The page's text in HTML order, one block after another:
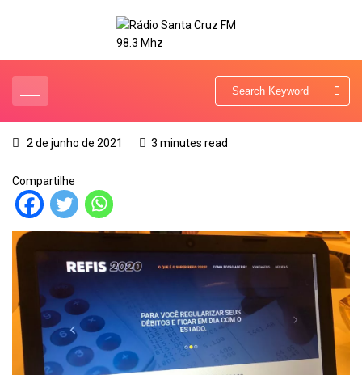
2 de junho de 2021 3 minutes read
Compartilhe